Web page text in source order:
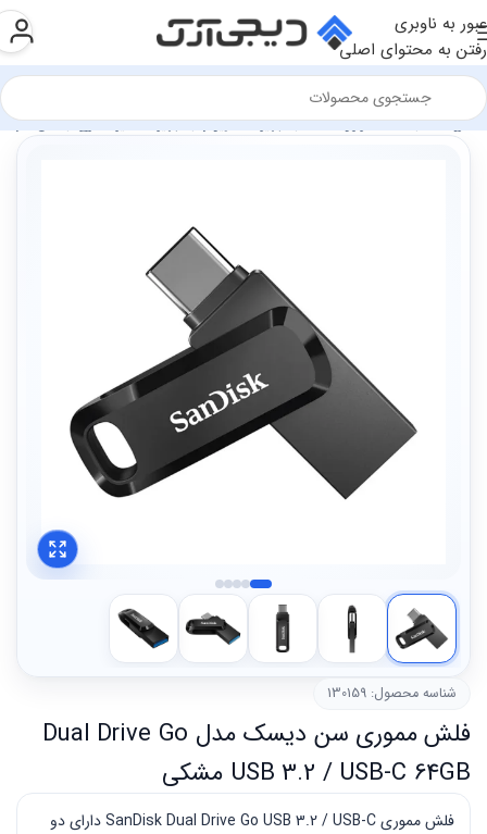
عبور به ناوبری
رفتن به محتوای اصلی
فروشگاه سخت افزار و قطعات تجهیزات کامپیوتر تجهیزات ذخیره سازی فلش مموری
شناسه محصول: 130159
فلش مموری سن دیسک مدل Dual Drive Go
USB 3.2 / USB-C 64GB مشکی
فلش مموری SanDisk Dual Drive Go USB 3.2 / USB-C دارای دو